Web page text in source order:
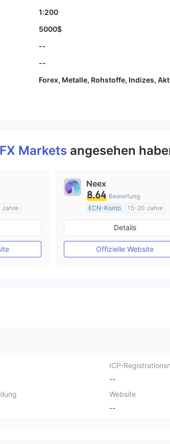
1:200
5000$
--
--
Forex, Metalle, Rohstoffe, Indizes,
Markets angesehen
Jahre
Neex
8.64 Bewertung
ECN-Konto
15-20 Jahre
AustralienRegulierung
Market Making (MM)
MT4-Volllizenz
Details
Offizielle Website
ICP-
--
Website
--